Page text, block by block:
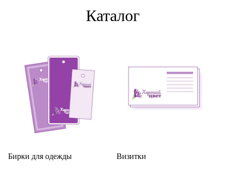
Каталог
Бирки для одежды Визитки